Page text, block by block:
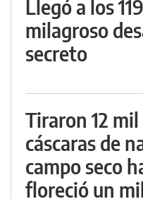
Llegó a los
milagroso
secreto
Tiraron 12
cáscaras de
campo seco
floreció un